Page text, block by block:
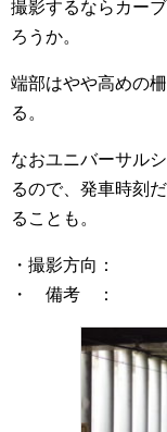
撮影するならカー
ろうか。
端部はやや高めの
る。
なおユニバーサル
るので、発車時刻
ることも。
・撮影方向：
・ 備考 ：